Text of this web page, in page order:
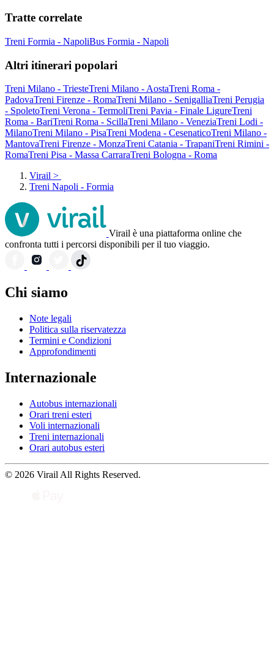
Tratte correlate
Treni Formia - NapoliBus Formia - Napoli
Altri itinerari popolari
Treni Milano - TriesteTreni Milano - AostaTreni Roma -
PadovaTreni Firenze - RomaTreni Milano - SenigalliaTreni Perugia
- SpoletoTreni Verona - TermoliTreni Pavia - Finale LigureTreni
Roma - BariTreni Roma - ScillaTreni Milano - VeneziaTreni Lodi -
MilanoTreni Milano - PisaTreni Modena - CesenaticoTreni Milano -
MantovaTreni Firenze - MonzaTreni Catania - TrapaniTreni Rimini -
RomaTreni Pisa - Massa CarraraTreni Bologna - Roma
Virail >
Treni Napoli - Formia
Virail è una piattaforma online che
confronta tutti i percorsi disponibili per il tuo viaggio.
Chi siamo
Note legali
Politica sulla riservatezza
Termini e Condizioni
Approfondimenti
Internazionale
Autobus internazionali
Orari treni esteri
Voli internazionali
Treni internazionali
Orari autobus esteri
© 2026 Virail All Rights Reserved.